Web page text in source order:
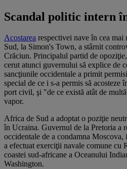
Scandal politic intern
Acostarea respectivei nave în cea
Sud, la Simon's Town, a stârnit
Crăciun. Principalul partid de
cerut atunci guvernului să explice de
sancţiunile occidentale a primit
special de ce i s-a permis să
port civil, şi "de ce există atât de
vapor.
Africa de Sud a adoptat o poziţie
în Ucraina. Guvernul de la Pretoria a
occidentale de a condamna
a efectuat exerciţii navale comune cu
coastei sud-africane a Oceanului
Washington.